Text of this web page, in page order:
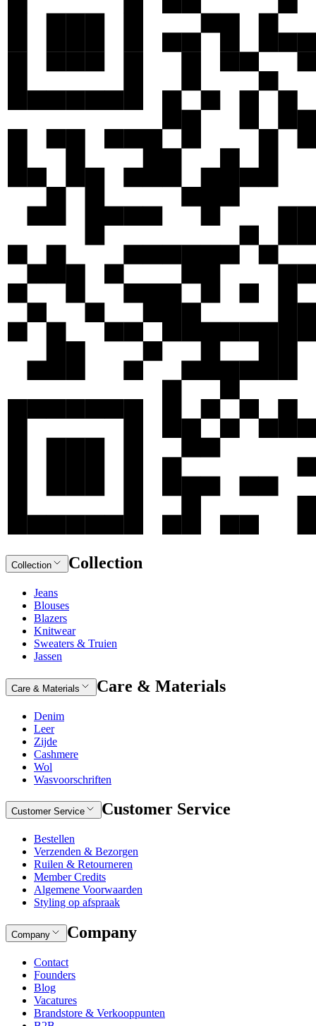
Collection Collection
Jeans
Blouses
Blazers
Knitwear
Sweaters & Truien
Jassen
Care & Materials Care & Materials
Denim
Leer
Zijde
Cashmere
Wol
Wasvoorschriften
Customer Service Customer Service
Bestellen
Verzenden & Bezorgen
Ruilen & Retourneren
Member Credits
Algemene Voorwaarden
Styling op afspraak
Company Company
Contact
Founders
Blog
Vacatures
Brandstore & Verkooppunten